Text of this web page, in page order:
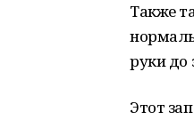
Также
руки до
Этот